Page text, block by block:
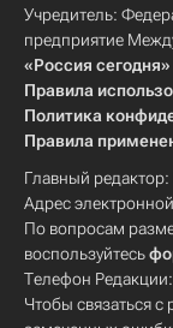
Учредитель:
предприятие
«Россия сегодня»
Правила
Политика
Правила
Главный редактор:
Адрес
По вопросам
воспользуйтесь
Телефон Редакции:
Чтобы связаться